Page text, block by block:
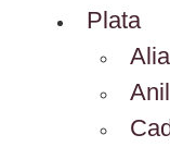
Plata